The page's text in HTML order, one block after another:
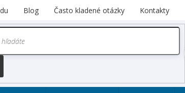
Blog Často kladené otázky Kontakty